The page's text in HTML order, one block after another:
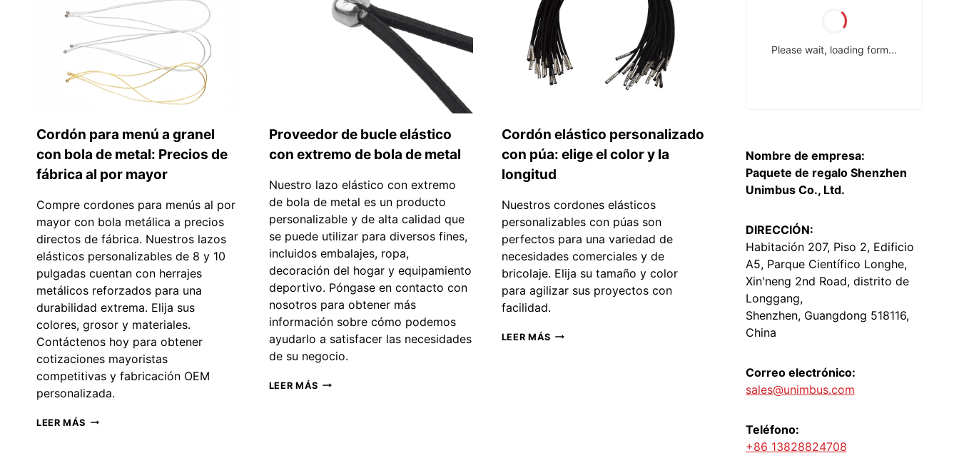
Cordón para menú a granel
con bola de metal: Precios de
fábrica al por mayor
Compre cordones para menús al por
mayor con bola metálica a precios
directos de fábrica. Nuestros lazos
elásticos personalizables de 8 y 10
pulgadas cuentan con herrajes
metálicos reforzados para una
durabilidad extrema. Elija sus
colores, grosor y materiales.
Contáctenos hoy para obtener
cotizaciones mayoristas
competitivas y fabricación OEM
personalizada.
LEER MÁS CORDÓN
Proveedor de bucle elástico
con extremo de bola de metal
Nuestro lazo elástico con extremo
de bola de metal es un producto
personalizable y de alta calidad que
se puede utilizar para diversos fines,
incluidos embalajes, ropa,
decoración del hogar y equipamiento
deportivo. Póngase en contacto con
nosotros para obtener más
información sobre cómo podemos
ayudarlo a satisfacer las necesidades
de su negocio.
LEER MÁSPROVEEDOR
Cordón elástico personalizado
con púa: elige el color y la
longitud
Nuestros cordones elásticos
personalizables con púas son
perfectos para una variedad de
necesidades comerciales y de
bricolaje. Elija su tamaño y color
para agilizar sus proyectos con
facilidad.
LEER MÁSCORDÓN
Nombre de empresa:
Paquete de regalo Shenzhen
Unimbus Co., Ltd.
DIRECCIÓN:
Habitación 207, Piso 2, Edificio
A5, Parque Científico Longhe,
Xin'neng 2nd Road, distrito de
Longgang,
Shenzhen, Guangdong 518116,
China
Correo electrónico:
sales@unimbus.com
Teléfono:
+86 13828824708